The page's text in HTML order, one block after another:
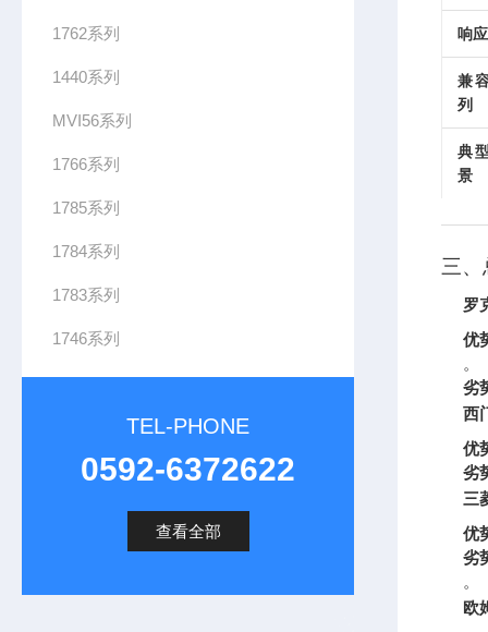
1762系列
1440系列
MVI56系列
1766系列
1785系列
1784系列
1783系列
1746系列
TEL-PHONE
0592-6372622
查看全部
响
兼
列
典
景
三、
罗
优
。
劣
西
优
劣
三
优
劣
。
欧